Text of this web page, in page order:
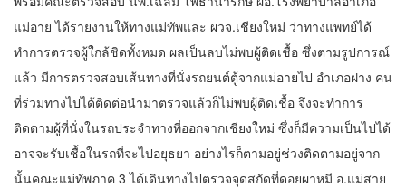
แม่อาย ได้รายงานให้ทางแม่ทัพและ ผวจ.เชียงใหม่ ว่าทางแพทย์ได้
ทำการตรวจผู้ใกล้ชิดทั้งหมด ผลเป็นลบไม่พบผู้ติดเชื้อ ซึ่งตามรูปการณ์
แล้ว มีการตรวจสอบเส้นทางที่นั่งรถยนต์ตู้จากแม่อายไป อำเภอฝาง คน
ที่ร่วมทางไปได้ติดต่อนำมาตรวจแล้วก็ไม่พบผู้ติดเชื้อ จึงจะทำการ
ติดตามผู้ที่นั่งในรถประจำทางที่ออกจากเชียงใหม่ ซึ่งก็มีความเป็นไปได้
อาจจะรับเชื้อในรถที่จะไปอยุธยา อย่างไรก็ตามอยู่ช่วงติดตามอยู่จาก
นั้นคณะแม่ทัพภาค 3 ได้เดินทางไปตรวจจุดสกัดที่ดอยผาหมี อ.แม่สาย